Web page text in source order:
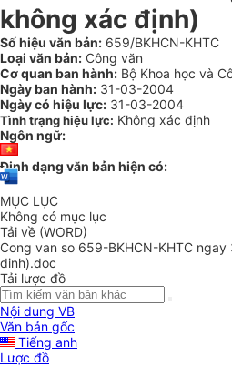
không xác định)
Số hiệu văn bản: 659/BKHCN-KHTC
Loại văn bản: Công văn
Cơ quan ban hành: Bộ Khoa học và
Ngày ban hành: 31-03-2004
Ngày có hiệu lực: 31-03-2004
Tình trạng hiệu lực: Không xác định
Ngôn ngữ:
Định dạng văn bản hiện có:
MỤC LỤC
Không có mục lục
Tải về (WORD)
Cong van so 659-BKHCN-KHTC
dinh).doc
Tải lược đồ
Nội dung VB
Văn bản gốc
Tiếng anh
Lược đồ